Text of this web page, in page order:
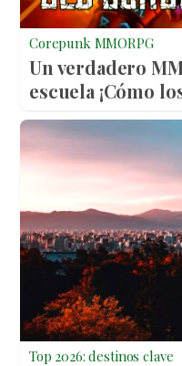
Corepunk MMORPG
Un verdadero
escuela ¡Cómo
Top 2026: destinos clave